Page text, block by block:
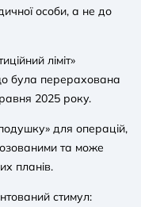
особи, а не до
ліміт»
була перерахована
2025 року.
для операцій,
та може
планів.
стимул: